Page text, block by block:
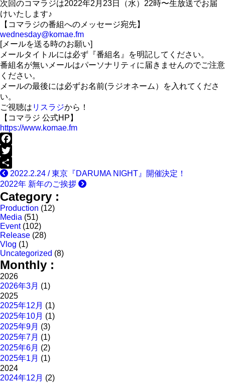
次回のコマラジは2022年2月23日（水）22時〜生放送でお届
けいたします♪
【コマラジの番組へのメッセージ宛先】
wednesday@komae.fm
[メールを送る時のお願い]
メールタイトルには必ず『番組名』を明記してください。
番組名が無いメールはパーソナリティに届きませんのでご注意
ください。
メールの最後には必ずお名前(ラジオネーム）を入れてくださ
い。
ご視聴は リスラジから！
【コマラジ 公式HP】
https://www.komae.fm
Facebook
Twitter
共
有
2022.2.24 / 東京『DARUMA NIGHT』開催決定！
2022年 新年のご挨拶
Category :
Production (12)
Media (51)
Event(102)
Release(28)
Vlog (1)
Uncategorized (8)
Monthly :
2026
2026年3月 (1)
2025
2025年12月 (1)
2025年10月 (1)
2025年9月 (3)
2025年7月 (1)
2025年6月 (2)
2025年1月 (1)
2024
2024年12月 (2)